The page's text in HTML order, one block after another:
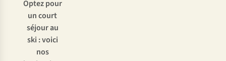
Optez pour
un court
séjour au
ski : voici
nos